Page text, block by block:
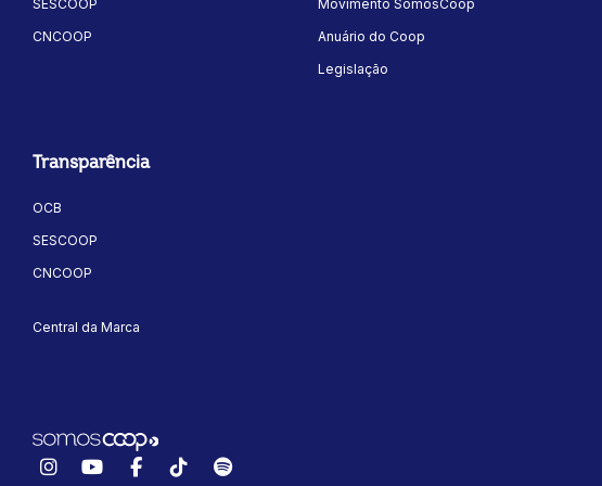
SESCOOP
CNCOOP
Movimento SomosCoop
Anuário do Coop
Legislação
Transparência
OCB
SESCOOP
CNCOOP
Central da Marca
InstagramYouTubeFacebook
TikTokSpotify